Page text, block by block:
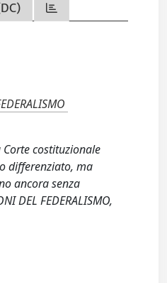
costituzionale
differenziato, ma
ancora senza
DEL FEDERALISMO,